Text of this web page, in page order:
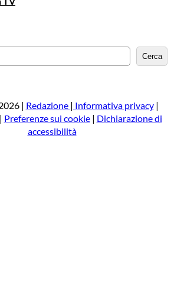
e
a
Cerca
| Redazione | Informativa privacy|
Preferenze sui cookie| Dichiarazione di
accessibilità